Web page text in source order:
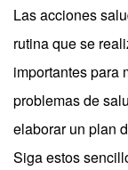
Las acciones
rutina que se
importantes para
problemas de
elaborar un plan
Siga estos